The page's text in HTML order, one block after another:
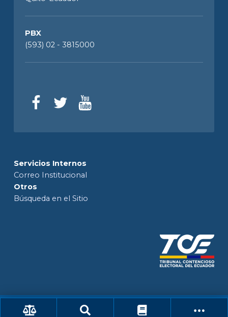
PBX
(593) 02 - 3815000
Servicios Internos
Correo Institucional
Otros
Búsqueda en el Sitio